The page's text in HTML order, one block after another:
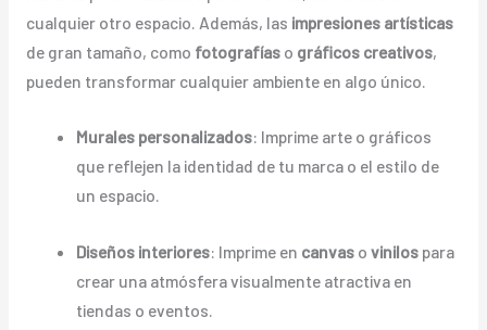
cualquier otro espacio. Además, las impresiones artísticas
de gran tamaño, como fotografíaso gráficos creativos,
pueden transformar cualquier ambiente en algo único.
Murales personalizados: Imprime arte o gráficos
que reflejen la identidad de tu marca o el estilo de
un espacio.
Diseños interiores: Imprime en canvas ovinilos para
crear una atmósfera visualmente atractiva en
tiendas o eventos.